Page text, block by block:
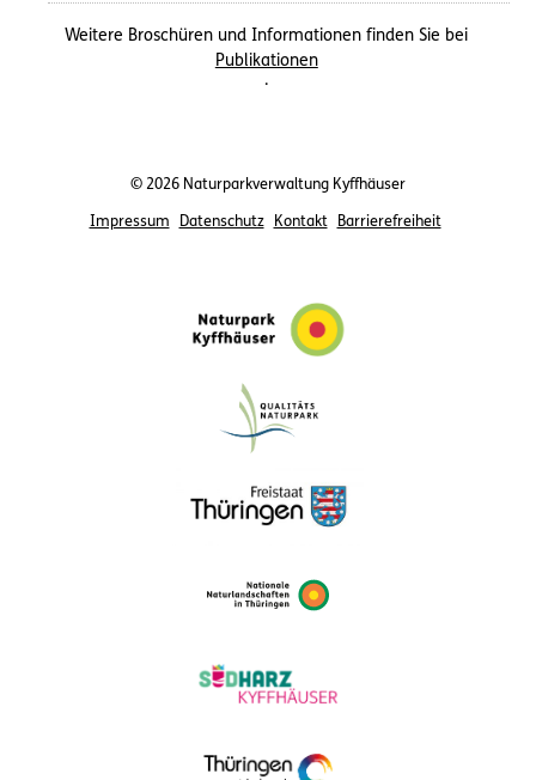
Weitere Broschüren und Informationen finden Sie bei
Publikationen
.
© 2026 Naturparkverwaltung Kyffhäuser
Impressum Datenschutz Kontakt Barrierefreiheit